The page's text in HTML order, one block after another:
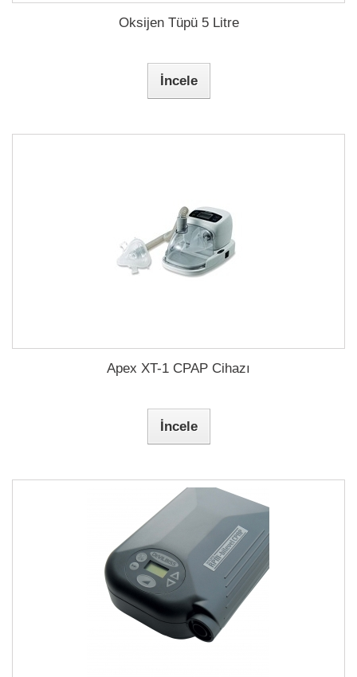
Oksijen Tüpü 5 Litre
İncele
Apex XT-1 CPAP Cihazı
İncele